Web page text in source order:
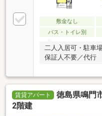
敷金なし
バス・トイレ別
二人入居可・駐車
保証人不要／代行
賃貸アパート
徳島県鳴門
2階建